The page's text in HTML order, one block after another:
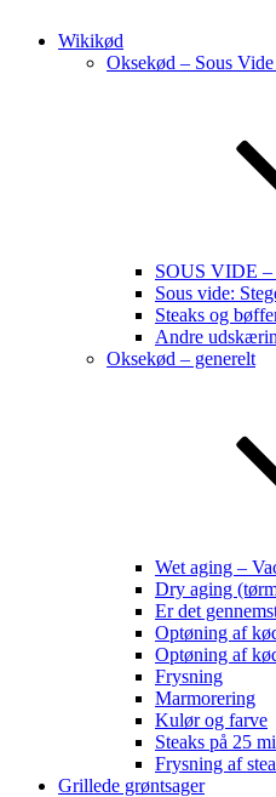
Wikikød
Oksekød – Sous
SOUS VIDE
Sous vide:
Steaks og
Andre
Oksekød – generelt
Wet aging –
Dry aging
Er det
Optøning af
Optøning af
Frysning
Marmorering
Kulør og farve
Steaks på 25
Frysning af
Grillede grøntsager